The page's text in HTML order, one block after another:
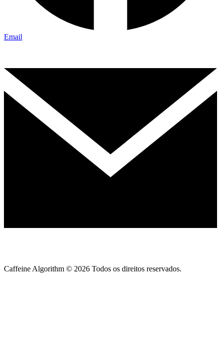
Email
Caffeine Algorithm © 2026 Todos os direitos reservados.